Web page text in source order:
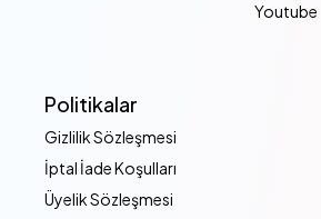
Youtube
Politikalar
Gizlilik Sözleşmesi
İptal İade Koşulları
Üyelik Sözleşmesi